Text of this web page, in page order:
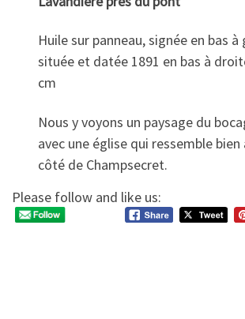
Huile sur panneau, signée en bas à
située et datée 1891 en bas à
cm
Nous y voyons un paysage du
avec une église qui ressemble bien
côté de Champsecret.
Please follow and like us: